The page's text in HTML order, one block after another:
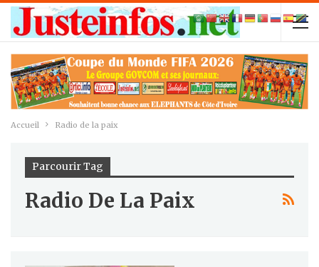
Accueil Radio de la paix
Parcourir Tag
Radio De La Paix